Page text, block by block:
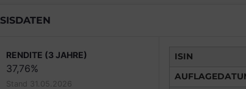
RENDITE (3 JAHRE)
37,76%
Stand 31.05.2026
ISIN